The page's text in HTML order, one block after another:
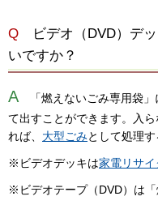
Q ビデオ（DVD）デ
いですか？
A 「燃えないごみ専用袋」
て出すことができます。入
れば、 大型ごみとして処理す
※ビデオデッキは家電リサ
※ビデオテープ（DVD）は「